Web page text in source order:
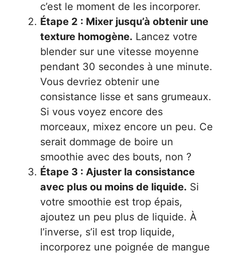
c’est le moment de les incorporer.
Étape 2 : Mixer jusqu’à obtenir une
texture homogène. Lancez votre
blender sur une vitesse moyenne
pendant 30 secondes à une minute.
Vous devriez obtenir une
consistance lisse et sans grumeaux.
Si vous voyez encore des
morceaux, mixez encore un peu. Ce
serait dommage de boire un
smoothie avec des bouts, non ?
Étape 3 : Ajuster la consistance
avec plus ou moins de liquide. Si
votre smoothie est trop épais,
ajoutez un peu plus de liquide. À
l’inverse, s’il est trop liquide,
incorporez une poignée de mangue